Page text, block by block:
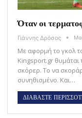
Όταν οι
Γιάννης Δρόσος
Με αφορμή το γκολ
Kingsport.gr θυμάται
σκόρερ. Το να
συνηθισμένο. Και…
ΔΙΑΒΑΣΤΕ